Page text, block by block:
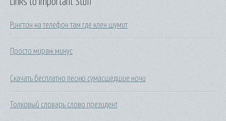
Рингтон на телефон там где клен шумит
Просто мираж минус
Скачать бесплатно песню сумасшедшие ночи
Толковый словарь слово президент